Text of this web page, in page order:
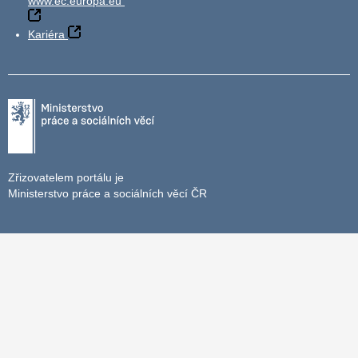
Kariéra
Zřizovatelem portálu je
Ministerstvo práce a sociálních věcí ČR